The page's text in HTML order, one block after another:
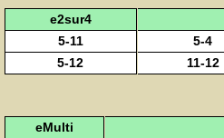
e2sur4
5-11
5-4
5-12
11-12
eMulti